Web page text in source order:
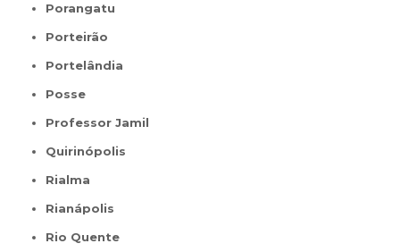
Porangatu
Porteirão
Portelândia
Posse
Professor Jamil
Quirinópolis
Rialma
Rianápolis
Rio Quente